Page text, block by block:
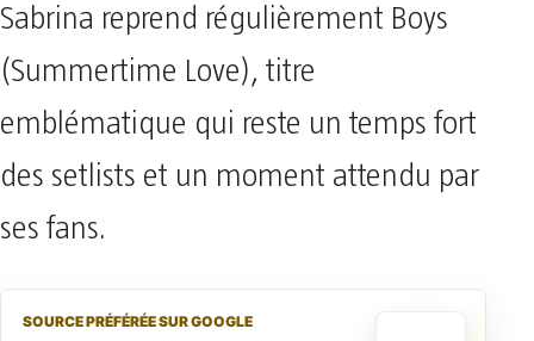
Sabrina reprend régulièrement Boys
(Summertime Love), titre
emblématique qui reste un temps fort
des setlists et un moment attendu par
ses fans.
SOURCE PRÉFÉRÉE SUR GOOGLE